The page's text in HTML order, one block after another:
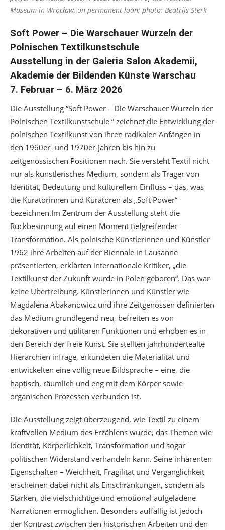
Museum in Wrocław, on permanent loan; photo: Beatrijs Sterk
Soft Power – Die Warschauer Wurzeln der
Polnischen Textilkunstschule
Ausstellung in der Galeria Salon Akademii,
Akademie der Bildenden Künste Warschau
7. Februar – 6. März 2026
Die Ausstellung “Soft Power – Die Warschauer Wurzeln der
Polnischen Textilkunstschule ” zeichnet die Entwicklung der
polnischen Textilkunst von ihren radikalen Anfängen in
den 1960er- und 1970er-Jahren bis hin zu
zeitgenössischen Positionen nach. Sie versteht Textil nicht
nur als künstlerisches Medium, sondern als Träger von
Identität, Bedeutung und kulturellem Einfluss – das, was
die Kuratorinnen und Kuratoren als „Soft Power“
bezeichnen.Im Zentrum der Ausstellung steht die
Rückbesinnung auf einen Moment tiefgreifender
Transformation. Als polnische Künstlerinnen und Künstler
1962 ihre Arbeiten auf der Biennale in Lausanne
präsentierten, erklärten internationale Kritiker, „die
Textilkunst der Zukunft wurde in Polen geboren“. Das war
keine Übertreibung. Künstlerinnen und Künstler wie
Magdalena Abakanowicz und ihre Zeitgenossen definierten
das Medium grundlegend neu, befreiten es von
dekorativen und utilitären Funktionen und erhoben es in
den Bereich der freie Kunst. Sie stellten jahrhundertealte
Hierarchien infrage, erkundeten die Materialität und
entwickelten eine völlig neue Bildsprache – eine, die
haptisch, räumlich und eng mit dem Körper sowie
organischen Prozessen verbunden ist.
Die Ausstellung zeigt überzeugend, wie Textil zu einem
kraftvollen Medium des Erzählens wurde, das Themen wie
Identität, Körperlichkeit, Transformation und sogar
politischen Widerstand verhandeln kann. Seine inhärenten
Eigenschaften – Weichheit, Fragilität und Vergänglichkeit
erscheinen dabei nicht als Einschränkungen, sondern als
Stärken, die vielschichtige und emotional aufgeladene
Narrationen ermöglichen. Besonders auffällig ist jedoch
der Kontrast zwischen den historischen Arbeiten und den